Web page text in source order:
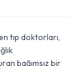
tıp doktorları,
bağımsız bir